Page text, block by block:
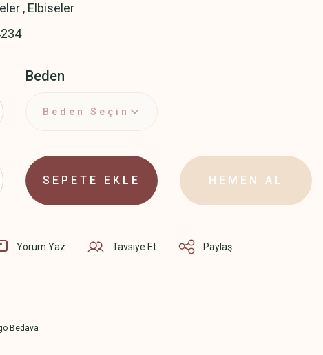
, Elbiseler
Beden
SEPETE EKLE HEMEN AL
Yorum Yaz Tavsiye Et Paylaş
Bedava